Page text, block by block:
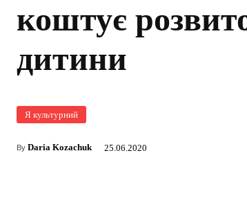
коштує
дитини
Я культурний
By Daria Kozachuk 25.06.2020